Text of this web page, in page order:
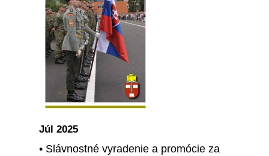
Júl 2025
• Slávnostné vyradenie a promócie za